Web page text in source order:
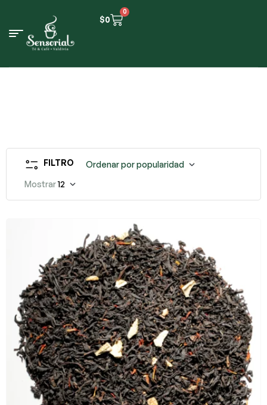
$0
0
FILTRO
Ordenar por popularidad
Mostrar12